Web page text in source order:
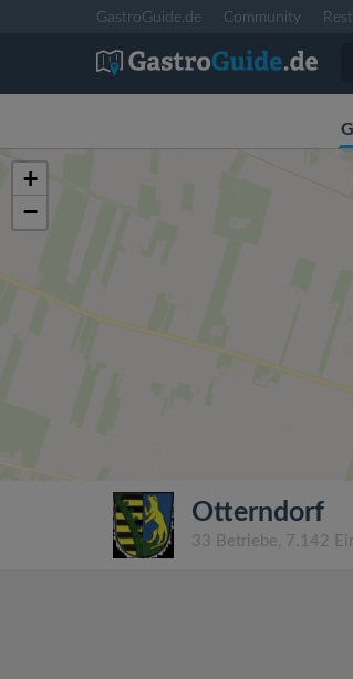
GastroGuide.de Community
+
−
Otterndorf
33 Betriebe, 7.142